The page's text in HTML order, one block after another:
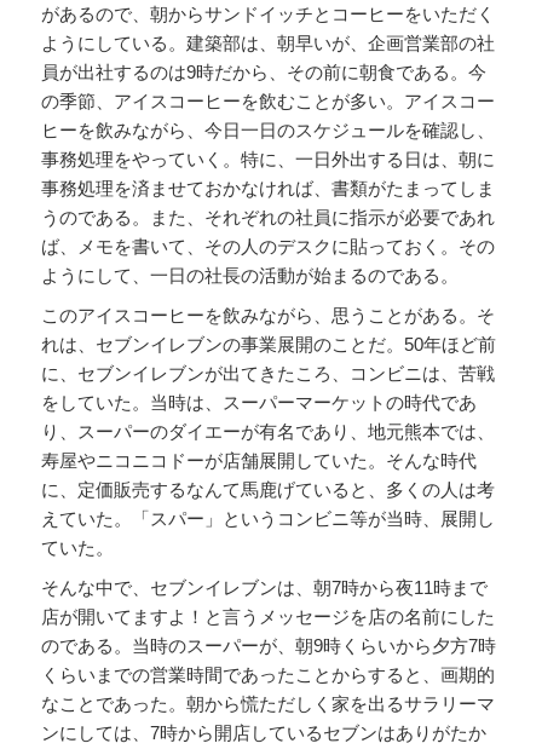
があるので、朝からサンドイッチとコーヒーをいただく
ようにしている。建築部は、朝早いが、企画営業部の社
員が出社するのは9時だから、その前に朝食である。今
の季節、アイスコーヒーを飲むことが多い。アイスコー
ヒーを飲みながら、今日一日のスケジュールを確認し、
事務処理をやっていく。特に、一日外出する日は、朝に
事務処理を済ませておかなければ、書類がたまってしま
うのである。また、それぞれの社員に指示が必要であれ
ば、メモを書いて、その人のデスクに貼っておく。その
ようにして、一日の社長の活動が始まるのである。
このアイスコーヒーを飲みながら、思うことがある。そ
れは、セブンイレブンの事業展開のことだ。50年ほど前
に、セブンイレブンが出てきたころ、コンビニは、苦戦
をしていた。当時は、スーパーマーケットの時代であ
り、スーパーのダイエーが有名であり、地元熊本では、
寿屋やニコニコドーが店舗展開していた。そんな時代
に、定価販売するなんて馬鹿げていると、多くの人は考
えていた。「スパー」というコンビニ等が当時、展開し
ていた。
そんな中で、セブンイレブンは、朝7時から夜11時まで
店が開いてますよ！と言うメッセージを店の名前にした
のである。当時のスーパーが、朝9時くらいから夕方7時
くらいまでの営業時間であったことからすると、画期的
なことであった。朝から慌ただしく家を出るサラリーマ
ンにしては、7時から開店しているセブンはありがたか